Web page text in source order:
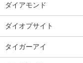
ダイアモンド
ダイオプサイト
タイガーアイ